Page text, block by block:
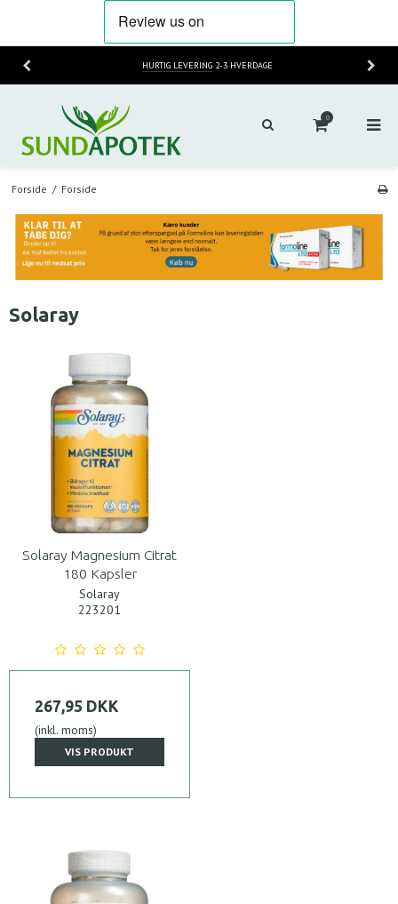
HURTIG LEVERING2-3 HVERDAGE
0
Forside / Forside
Solaray
Solaray Magnesium Citrat
180 Kapsler
Solaray
223201
267,95 DKK
(inkl. moms)
VIS PRODUKT